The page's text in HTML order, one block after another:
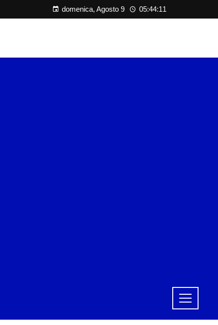
domenica, Agosto 9 05:44:12